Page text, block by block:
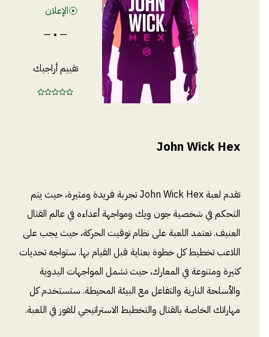
الإعلان
— • —
تقييم أراجيك
John Wick Hex
تقدم لعبة John Wick Hex تجربة فريدة ومثيرة، حيث يتم
التحكم في شخصية جون ويك ومواجهة أعداءه في عالم القتال
العنيف. تعتمد اللعبة على نظام توقيت الحركة، حيث يجب على
اللاعب تخطيط كل خطوة بعناية قبل القيام بها. ستواجه تحديات
كثيرة ومتنوعة في المعارك، حيث تشمل المواجهات اليدوية
والأسلحة النارية والتفاعل مع البيئة المحيطة. ستستخدم كل
مهاراتك الخاصة بالقتال والتخطيط الاستراتيجي للفوز في اللعبة.